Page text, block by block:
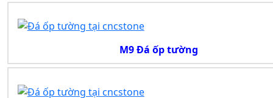
M9 Đá ốp tường